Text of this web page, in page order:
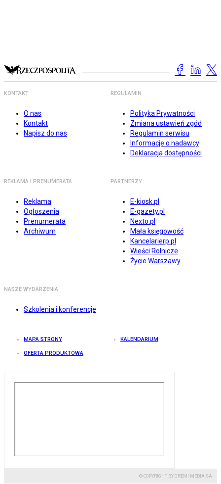
KONTAKT
O nas
Kontakt
Napisz do nas
REGULAMIN
Polityka Prywatności
Zmiana ustawień zgód
Regulamin serwisu
Informacje o nadawcy
Deklaracja dostępności
REKLAMA I PRENUMERATA
Reklama
Ogłoszenia
Prenumerata
Archiwum
PARTNERZY
E-kiosk.pl
E-gazety.pl
Nexto.pl
Mała księgowość
Kancelarierp.pl
Wieści Rolnicze
Życie Warszawy
NASZE WYDARZENIA
Szkolenia i konferencje
MAPA STRONY KALENDARIUM
OFERTA PRODUKTOWA
© COPYRIGHT BY GREMI MEDIA SA